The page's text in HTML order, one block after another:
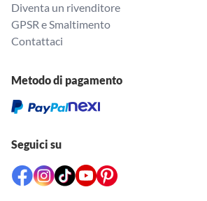
Diventa un rivenditore
GPSR e Smaltimento
Contattaci
Metodo di pagamento
Seguici su